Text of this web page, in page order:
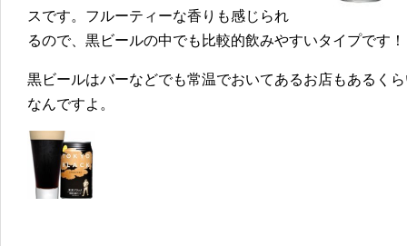
スです。フルーティーな香りも感じられ
るので、黒ビールの中でも比較的飲みやすいタイプです！
黒ビールはバーなどでも常温でおいてあるお店もあるく
なんですよ。